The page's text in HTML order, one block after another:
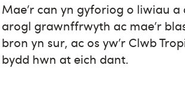
Mae’r can yn gyforiog o liwiau
arogl grawnffrwyth ac mae’r
bron yn sur, ac os yw’r Clwb
bydd hwn at eich dant.